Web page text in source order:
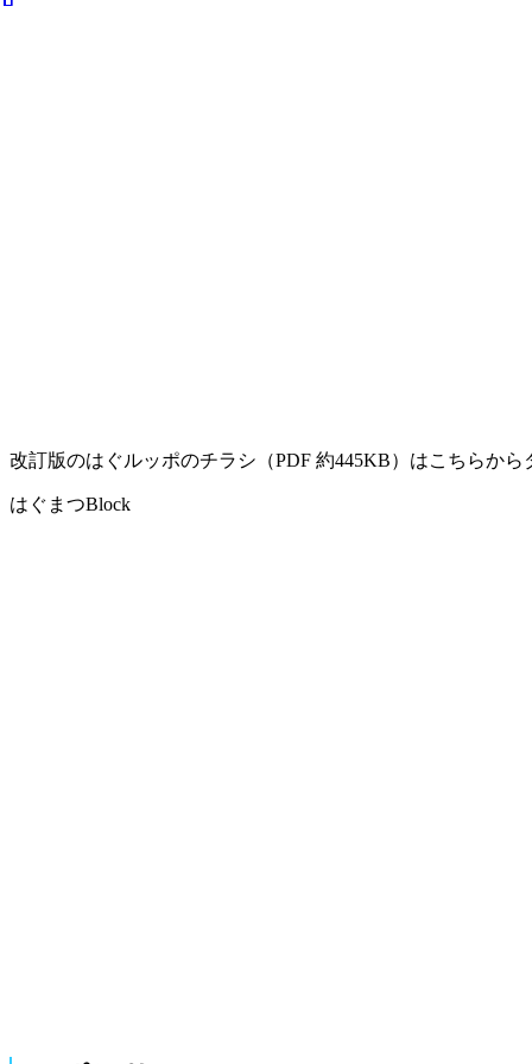
改訂版のはぐルッポのチラシ（PDF 約445KB）はこちらから
はぐまつBlock